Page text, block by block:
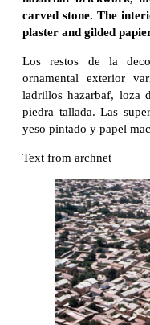
carved stone. The
plaster and gilded
Los restos de la
ornamental exterior
ladrillos hazarbaf, loza
piedra tallada. Las
yeso pintado y papel
Text from archnet